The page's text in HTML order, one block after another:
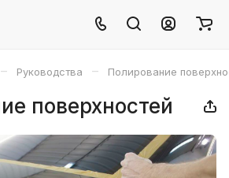
– Руководства – Полирование
поверхностей